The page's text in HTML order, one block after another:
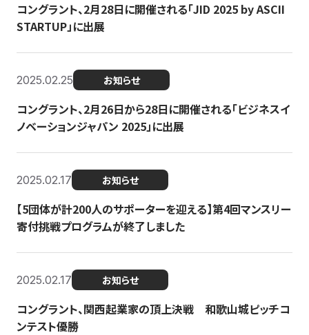
コングラント、2月28日に開催される「JID 2025 by ASCII
STARTUP」に出展
2025.02.25 お知らせ
コングラント、2月26日から28日に開催される「ビジネスイ
ノベーションジャパン 2025」に出展
2025.02.17 お知らせ
【5団体が計200人のサポーターを迎える】​​第4回マンスリー
寄付挑戦プログラムが終了しました
2025.02.17 お知らせ
コングラント、関西起業家の頂上決戦 和歌山城ピッチコ
ンテスト優勝